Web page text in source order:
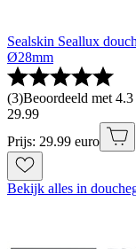
Sealskin Seallux
Ø28mm
(3)Beoordeeld met
29.99
Prijs: 29.99 euro
Bekijk alles in